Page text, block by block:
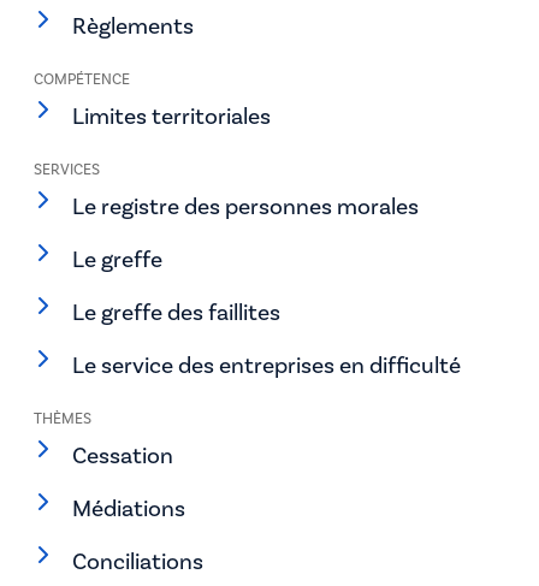
Règlements
COMPÉTENCE
Limites territoriales
SERVICES
Le registre des personnes morales
Le greffe
Le greffe des faillites
Le service des entreprises en difficulté
THÈMES
Cessation
Médiations
Conciliations